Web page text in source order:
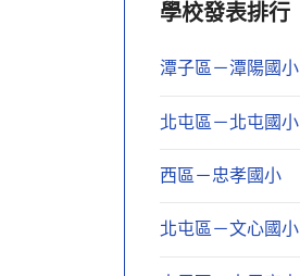
學校發表排行
潭子區－潭陽國小
北屯區－北屯國小
西區－忠孝國小
北屯區－文心國小